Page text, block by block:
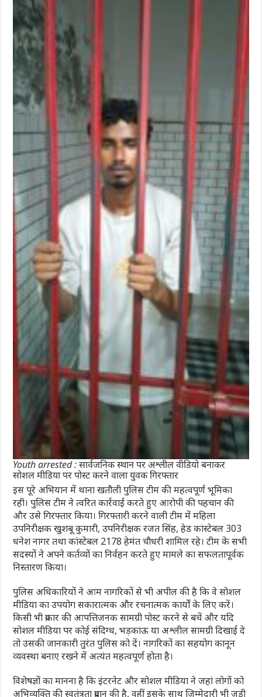
Youth arrested : सार्वजनिक स्थान पर अश्लील वीडियो बनाकर
सोशल मीडिया पर पोस्ट करने वाला युवक गिरफ्तार
इस पूरे अभियान में थाना खतौली पुलिस टीम की महत्वपूर्ण भूमिका
रही। पुलिस टीम ने त्वरित कार्रवाई करते हुए आरोपी की पहचान की
और उसे गिरफ्तार किया। गिरफ्तारी करने वाली टीम में महिला
उपनिरीक्षक खुशबू कुमारी, उपनिरीक्षक रजत सिंह, हेड कांस्टेबल 303
धनेश नागर तथा कांस्टेबल 2178 हेमंत चौधरी शामिल रहे। टीम के सभी
सदस्यों ने अपने कर्तव्यों का निर्वहन करते हुए मामले का सफलतापूर्वक
निस्तारण किया।
पुलिस अधिकारियों ने आम नागरिकों से भी अपील की है कि वे सोशल
मीडिया का उपयोग सकारात्मक और रचनात्मक कार्यों के लिए करें।
किसी भी प्रकार की आपत्तिजनक सामग्री पोस्ट करने से बचें और यदि
सोशल मीडिया पर कोई संदिग्ध, भड़काऊ या अश्लील सामग्री दिखाई दे
तो उसकी जानकारी तुरंत पुलिस को दें। नागरिकों का सहयोग कानून
व्यवस्था बनाए रखने में अत्यंत महत्वपूर्ण होता है।
विशेषज्ञों का मानना है कि इंटरनेट और सोशल मीडिया ने जहां लोगों को
अभिव्यक्ति की स्वतंत्रता प्रदान की है, वहीं इसके साथ जिम्मेदारी भी जुड़ी